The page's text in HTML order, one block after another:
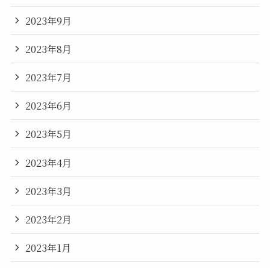
2023年9月
2023年8月
2023年7月
2023年6月
2023年5月
2023年4月
2023年3月
2023年2月
2023年1月